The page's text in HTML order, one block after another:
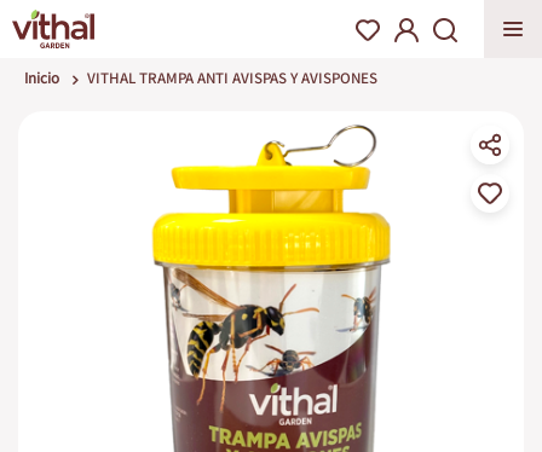
Inicio VITHAL TRAMPA ANTI AVISPAS Y AVISPONES